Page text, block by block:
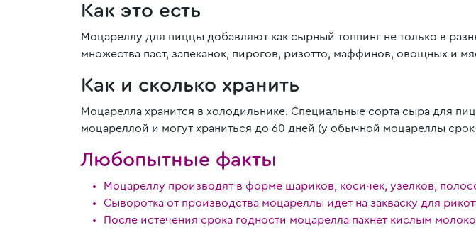
Как это есть
Моцареллу для пиццы добавляют как сырный топпинг не только в
множества паст, запеканок, пирогов, ризотто, маффинов, овощных и
Как и сколько хранить
Моцарелла хранится в холодильнике. Специальные сорта сыра для
моцареллой и могут храниться до 60 дней (у обычной моцареллы срок
Любопытные факты
Моцареллу производят в форме шариков, косичек, узелков,
Сыворотка от производства моцареллы идет на закваску для
После истечения срока годности моцарелла пахнет кислым